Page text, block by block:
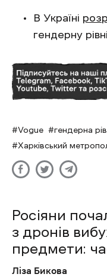
В Україні
гендерну
Vogue гендерна
Харківський
Росіяни
з дронів
предмети:
Ліза Бикова